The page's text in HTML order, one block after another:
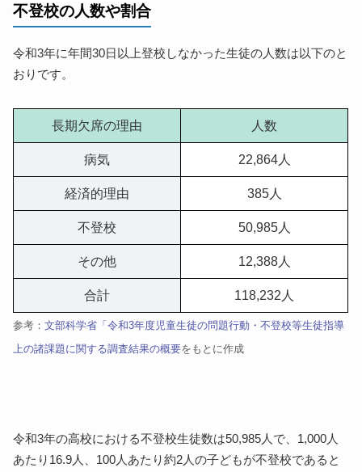
不登校の人数や割合
令和3年に年間30日以上登校しなかった生徒の人数は以下のと
おりです。
長期欠席の理由 人数
病気 22,864人
経済的理由 385人
不登校 50,985人
その他 12,388人
合計 118,232人
参考：文部科学省「令和3年度児童生徒の問題行動・不登校等生徒指導
上の諸課題に関する調査結果の概要をもとに作成
令和3年の高校における不登校生徒数は50,985人で、1,000人
あたり16.9人、100人あたり約2人の子どもが不登校であると